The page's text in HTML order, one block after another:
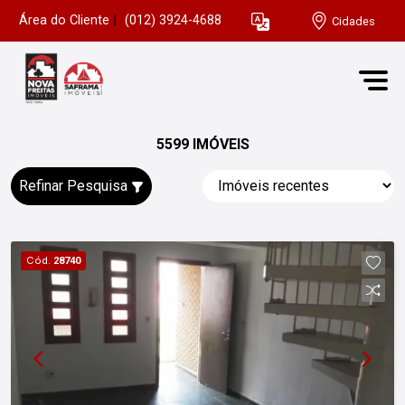
Área do Cliente (012) 3924-4688 Cidades
5599 IMÓVEIS
Refinar Pesquisa
Cód. 28740